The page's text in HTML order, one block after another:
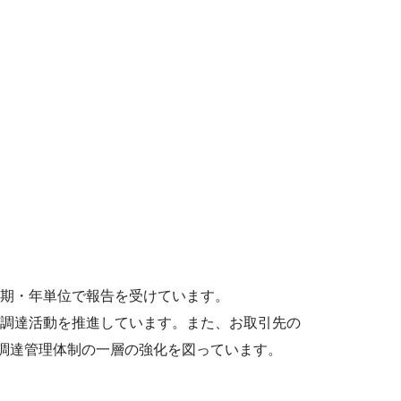
・年単位で報告を受けています。
達活動を推進しています。また、お取引先の
管理体制の一層の強化を図っています。